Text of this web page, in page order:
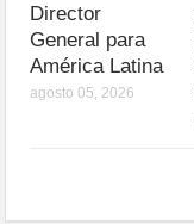
Director
General para
América Latina
agosto 05, 2026